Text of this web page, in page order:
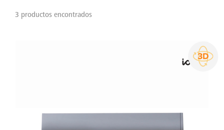
3 productos encontrados